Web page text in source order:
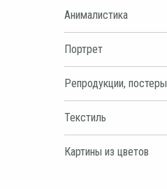
Анималистика
Портрет
Репродукции, постеры
Текстиль
Картины из цветов